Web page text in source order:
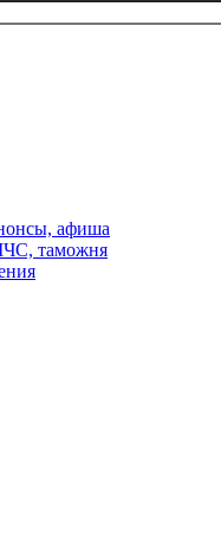
афиша
таможня